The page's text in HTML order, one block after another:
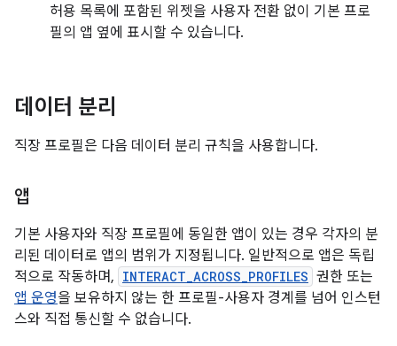
허용 목록에 포함된 위젯을 사용자 전환 없이 기본 프로
필의 앱 옆에 표시할 수 있습니다.
데이터 분리
직장 프로필은 다음 데이터 분리 규칙을 사용합니다.
앱
기본 사용자와 직장 프로필에 동일한 앱이 있는 경우 각자의 분
리된 데이터로 앱의 범위가 지정됩니다. 일반적으로 앱은 독립
적으로 작동하며, INTERACT_ACROSS_PROFILES 권한 또는
앱 운영을 보유하지 않는 한 프로필-사용자 경계를 넘어 인스턴
스와 직접 통신할 수 없습니다.